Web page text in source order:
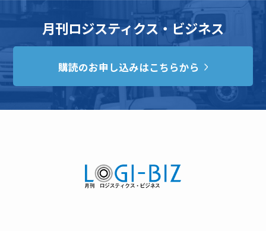
月刊ロジスティクス・ビジネス
購読のお申し込みはこちらから